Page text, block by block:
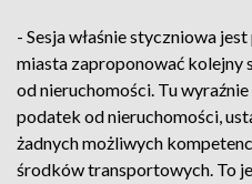
- Sesja właśnie styczniowa
miasta zaproponować kolejny
od nieruchomości. Tu
podatek od nieruchomości,
żadnych możliwych
środków transportowych. To